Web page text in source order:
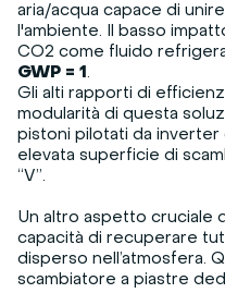
aria/acqua capace di
l'ambiente. Il basso
CO2 come fluido
GWP = 1.
Gli alti rapporti di
modularità di questa
pistoni pilotati da inverter
elevata superficie di
“V”.
Un altro aspetto cruciale
capacità di recuperare
disperso nell’atmosfera.
scambiatore a piastre